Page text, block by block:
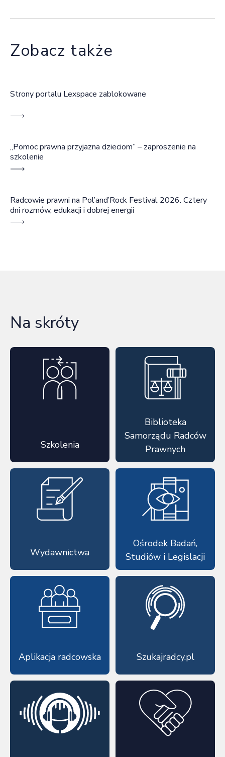
Zobacz także
Strony portalu Lexspace zablokowane
„Pomoc prawna przyjazna dzieciom” – zaproszenie na
szkolenie
Radcowie prawni na Pol’and’Rock Festival 2026. Cztery
dni rozmów, edukacji i dobrej energii
Na skróty
Szkolenia
Biblioteka
Samorządu Radców
Prawnych
Wydawnictwa
Ośrodek Badań,
Studiów i Legislacji
Aplikacja radcowska Szukajradcy.pl